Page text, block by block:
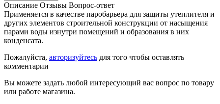
Описание Отзывы Вопрос-ответ
Применяется в качестве паробарьера для защиты утеплителя и
других элементов строительной конструкции от насыщения
парами воды изнутри помещений и образования в них
конденсата.
Пожалуйста, авторизуйтесь для того чтобы оставлять
комментарии
Вы можете задать любой интересующий вас вопрос по товару
или работе магазина.